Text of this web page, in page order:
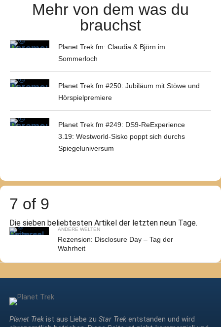
Mehr von dem was du
brauchst
Planet Trek fm: Claudia & Björn im
Sommerloch
Planet Trek fm #250: Jubiläum mit Stöwe und
Hörspielpremiere
Planet Trek fm #249: DS9-ReExperience
3.19: Westworld-Sisko poppt sich durchs
Spiegeluniversum
7 of 9
Die sieben beliebtesten Artikel der letzten neun Tage.
ANDERE WELTEN
Rezension: Disclosure Day – Tag der
Wahrheit
Planet Trekist aus Liebe zu Star Trekentstanden und wird